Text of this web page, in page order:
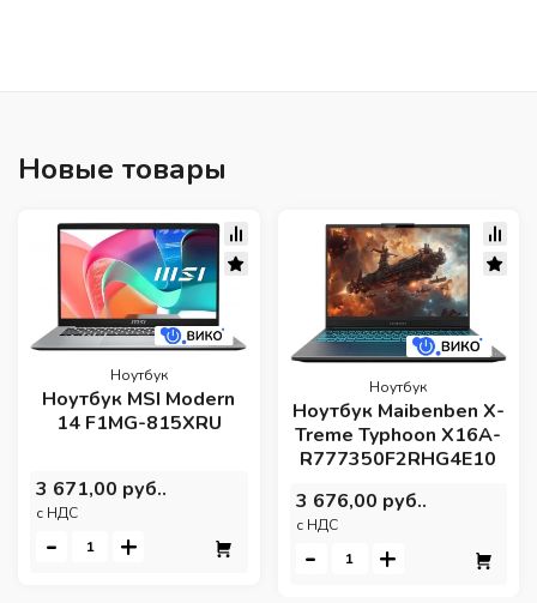
Новые товары
Ноутбук
Ноутбук MSI Modern
14 F1MG-815XRU
3 671,00 руб..
c НДС
- +
Ноутбук
Ноутбук Maibenben X-
Treme Typhoon X16A-
R777350F2RHG4E10
3 676,00 руб..
c НДС
- +